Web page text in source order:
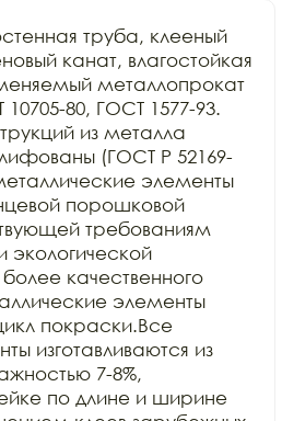
труба, клееный
канат, влагостойкая
металлопрокат
10705-80, ГОСТ 1577-93.
из металла
(ГОСТ Р 52169-
элементы
порошковой
требованиям
качественного
элементы
покраски.Все
изготавливаются из
7-8%,
по длине и ширине